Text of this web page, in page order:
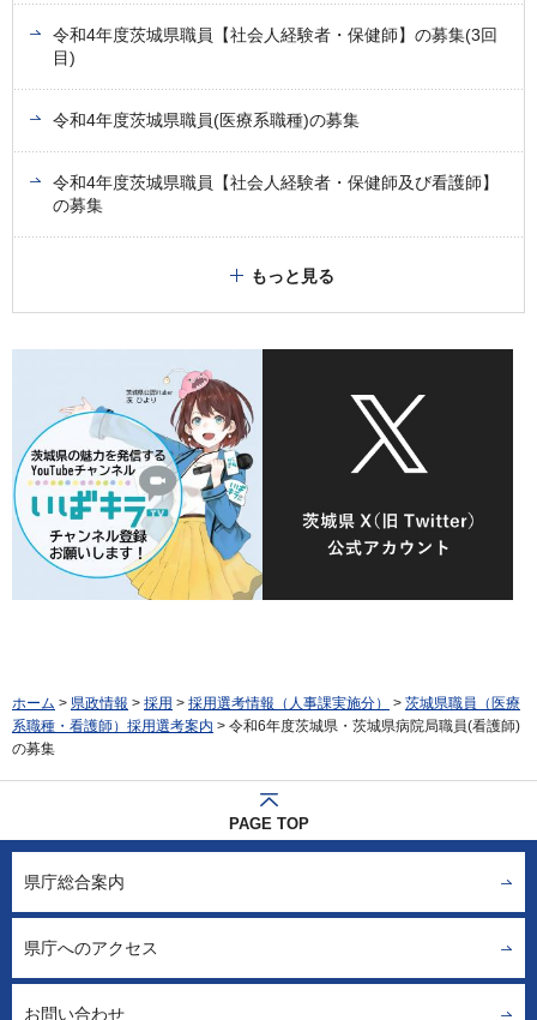
令和4年度茨城県職員【社会人経験者・保健師】の募集(3回
目)
令和4年度茨城県職員(医療系職種)の募集
令和4年度茨城県職員【社会人経験者・保健師及び看護師】
の募集
もっと見る
ホーム > 県政情報 > 採用 > 採用選考情報（人事課実施分） > 茨城県職員（医療
系職種・看護師）採用選考案内 > 令和6年度茨城県・茨城県病院局職員(看護師)
の募集
PAGE TOP
県庁総合案内
県庁へのアクセス
お問い合わせ